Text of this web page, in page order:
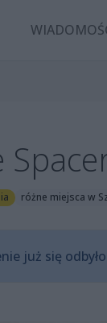
różne miejsca w
już się odbyło